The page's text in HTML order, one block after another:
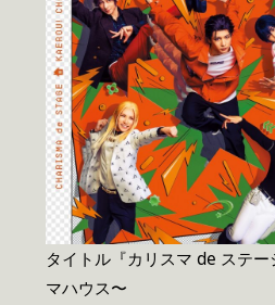
タイトル『カリスマ de ステ
マハウス〜